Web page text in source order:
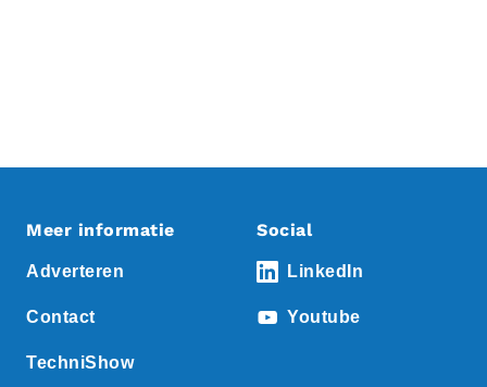
Meer informatie
Adverteren
Contact
TechniShow
Social
LinkedIn
Youtube